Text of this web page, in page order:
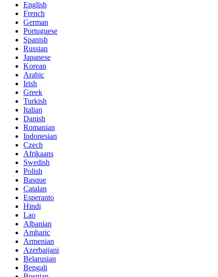
English
French
German
Portuguese
Spanish
Russian
Japanese
Korean
Arabic
Irish
Greek
Turkish
Italian
Danish
Romanian
Indonesian
Czech
Afrikaans
Swedish
Polish
Basque
Catalan
Esperanto
Hindi
Lao
Albanian
Amharic
Armenian
Azerbaijani
Belarusian
Bengali